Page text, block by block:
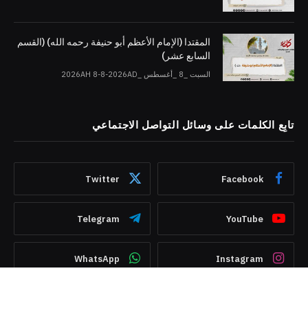
المقتدا (الإمام الأعظم أبو حنيفة رحمه الله) (القسم
السابع عشر)
السبت _8 _أغسطس _2026AH 8-8-2026AD
تابِع الكلمات على وسائل التواصل الاجتماعي
Facebook
Twitter
YouTube
Telegram
Instagram
WhatsApp